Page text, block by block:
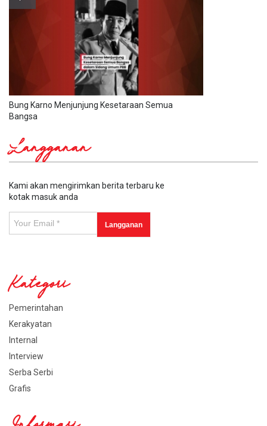
Bung Karno Menjunjung Kesetaraan Semua
Bangsa
Langganan
Kami akan mengirimkan berita terbaru ke
kotak masuk anda
Kategori
Pemerintahan
Kerakyatan
Internal
Interview
Serba Serbi
Grafis